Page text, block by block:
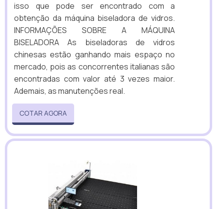
isso que pode ser encontrado com a
obtenção da máquina biseladora de vidros.
INFORMAÇÕES SOBRE A MÁQUINA
BISELADORA As biseladoras de vidros
chinesas estão ganhando mais espaço no
mercado, pois as concorrentes italianas são
encontradas com valor até 3 vezes maior.
Ademais, as manutenções real.
COTAR AGORA